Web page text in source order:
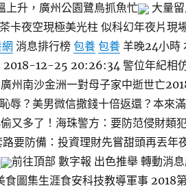
上升，廣州公園鷺鳥抓魚忙
大量
卡夜空現極美光柱 似科幻年夜片現
消息排行榜包養 包養 羊晚24小時
2018-12-25 20:26:34 警位年紀相
州南沙金洲一對母子家中逝世亡
辱？美男微信撒錢十倍返還？本
又多了！海珠警方：要防范侵財
要防備：投資理財先嘗甜頭再丟
前往頂部 數字報 出色推舉 轉動消
圖集生涯食安科技教導軍事 2018